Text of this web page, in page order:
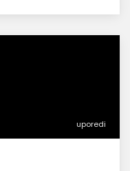
uporedi